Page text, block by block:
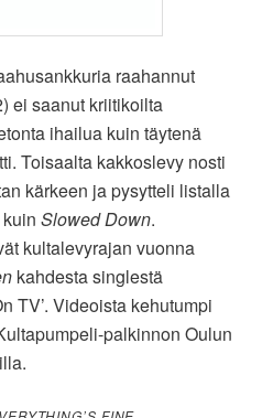
raahannut
ei saanut kriitikoilta
ihailua kuin täytenä
Toisaalta kakkoslevy nosti
kärkeen ja pysytteli listalla
kuinSlowed Down.
kultalevyrajan vuonna
kahdesta singlestä
TV’. Videoista kehutumpi
palkinnon Oulun